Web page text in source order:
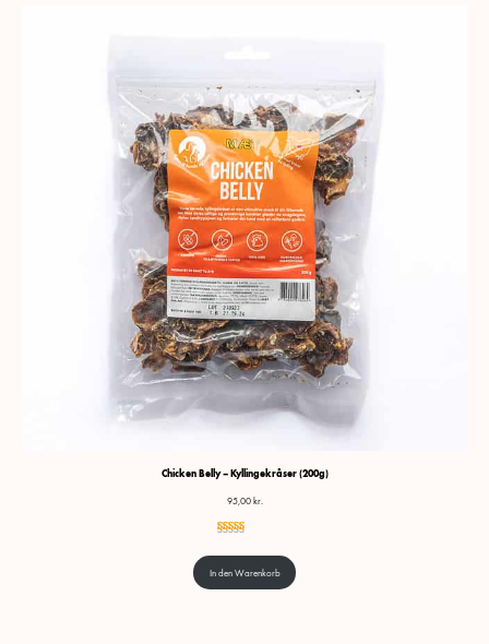
Chicken Belly – Kyllingekråser (200g)
95,00 kr.
In den Warenkorb